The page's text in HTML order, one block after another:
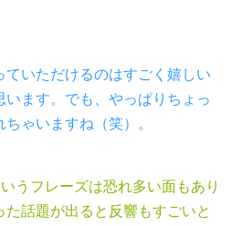
いただけるのはすごく嬉しい
ます。でも、やっぱりちょっ
ゃいますね（笑）。
うフレーズは恐れ多い面もあり
た話題が出ると反響もすごいと